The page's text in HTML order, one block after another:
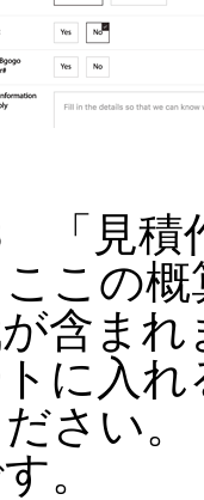
「見積
この
含ま
に入
さい
。